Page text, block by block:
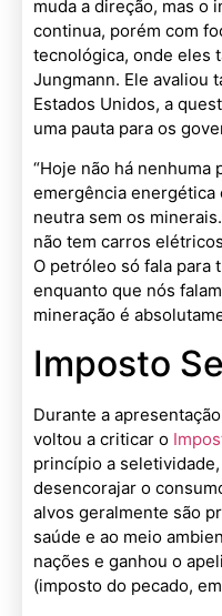
muda a direção, mas o
continua, porém com
tecnológica, onde eles
Jungmann. Ele avaliou
Estados Unidos, a
uma pauta para os
“Hoje não há
emergência energética
neutra sem os
não tem carros
O petróleo só fala para
enquanto que nós
mineração é
Imposto
Durante a
voltou a criticar o
princípio a
desencorajar o
alvos geralmente são
saúde e ao meio
nações e ganhou o
(imposto do pecado,